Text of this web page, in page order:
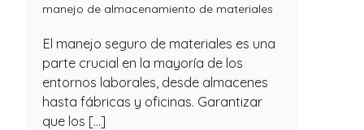
manejo de almacenamiento de materiales
El manejo seguro de materiales es una
parte crucial en la mayoría de los
entornos laborales, desde almacenes
hasta fábricas y oficinas. Garantizar
que los […]